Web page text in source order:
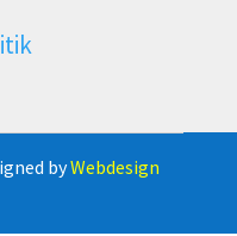
byWebdesign